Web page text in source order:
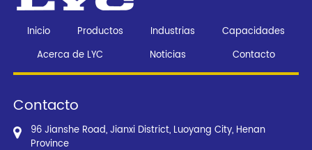
Inicio Productos Industrias
Capacidades
Acerca de LYC
Noticias Contacto
Contacto
96 Jianshe Road, Jianxi District, Luoyang City, Henan
Province